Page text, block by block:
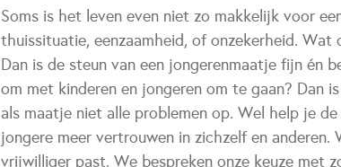
Soms is het leven even niet zo makkelijk voor
thuissituatie, eenzaamheid, of onzekerheid. Wat
Dan is de steun van een jongerenmaatje fijn én
om met kinderen en jongeren om te gaan? Dan
als maatje niet alle problemen op. Wel help je
jongere meer vertrouwen in zichzelf en
vrijwilliger past. We bespreken onze keuze met